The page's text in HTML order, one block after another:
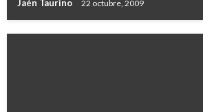
Jaén Taurino 22 octubre, 2009